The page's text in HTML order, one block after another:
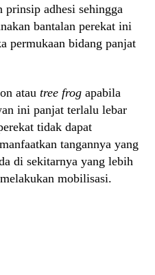
prinsip adhesi sehingga
bantalan perekat ini
permukaan bidang panjat
atau tree frog apabila
ini panjat terlalu lebar
tidak dapat
tangannya yang
di sekitarnya yang lebih
mobilisasi.